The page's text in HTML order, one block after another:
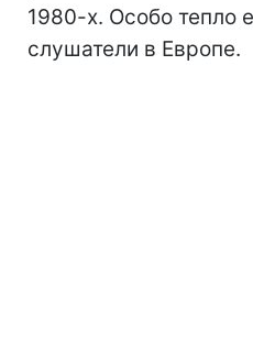
1980-х. Особо тепло
слушатели в Европе.